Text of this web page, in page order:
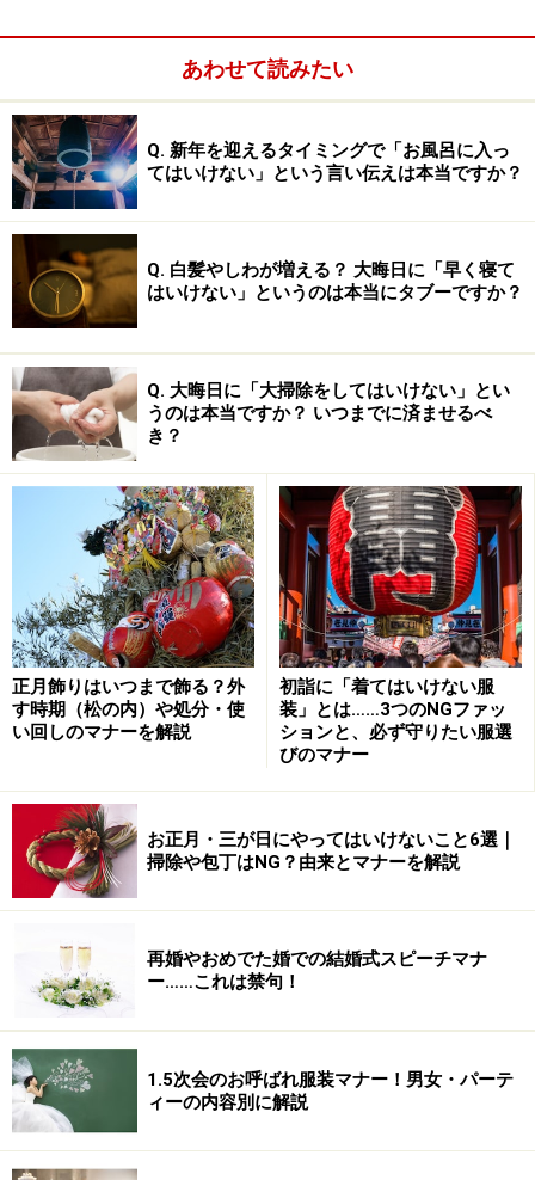
かつては、お歳暮に使う品は年越しに必要な御供え物を
贈ることから、塩鮭、塩ぶり、数の子、するめ、もちな
ど食料品を送る風習でした。現代ではそういうことには
こだわらず、さまざまな品物が贈られていますが、昔は
新年の準備を始める12月13日から20日までに贈られたそ
うです。今では、日ごろお世話になっている方々への年
末のあいさつになり、贈答儀礼に変わりつつあります。
お歳暮を贈る時期
季節のあいさつのため贈るタイミングをはずさないよう
にしましょう。正式には「事始めの日」というお正月を
12月13日から12月20日までに贈
るものでしたが、現在では11月末頃から贈られる方も多
いようです。
また、関東では12月初旬から12月31日、関西では12月
まった忙しい時期に届いても迷惑なので、できれば20日
くらいまでが無難。お正月用の生鮮食料品を贈る場合は
反対に遅めの方が親切ですよね。
※12月26日以降になると「謹賀新年」が「寒中見舞い」
になるのと同様に「お歳暮」が「御年賀」「寒中御見舞
い」となるのが正式マナー。
あわせて読みたい
Q. 新年を迎えるタイミングで「お風呂に入っ
てはいけない」という言い伝えは本当ですか？
Q. 白髪やしわが増える？ 大晦日に「早く寝て
はいけない」というのは本当にタブーですか？
Q. 大晦日に「大掃除をしてはいけない」とい
うのは本当ですか？ いつまでに済ませるべ
き？
正月飾りはいつまで飾る？外
す時期（松の内）や処分・使
い回しのマナーを解説
初詣に「着てはいけない服
装」とは……3つのNGファッ
ションと、必ず守りたい服選
びのマナー
お正月・三が日にやってはいけないこと6選｜
掃除や包丁はNG？由来とマナーを解説
再婚やおめでた婚での結婚式スピーチマナ
ー……これは禁句！
1.5次会のお呼ばれ服装マナー！男女・パーテ
ィーの内容別に解説